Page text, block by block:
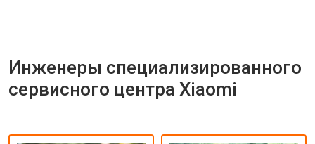
Инженеры специализированного
сервисного центра Xiaomi